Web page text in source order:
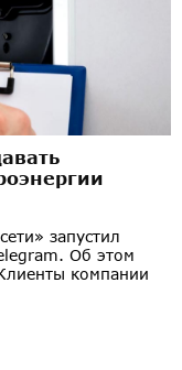
запустил
Об этом
компании